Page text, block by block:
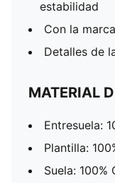
estabilidad
Con la
Detalles de
MATERIAL
Entresuela:
Plantilla:
Suela: 100%